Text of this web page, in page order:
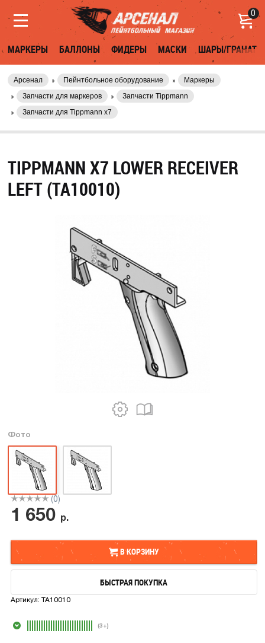
0
МАРКЕРЫ БАЛЛОНЫ ФИДЕРЫ МАСКИ ШАРЫ/ГРАНАТЫ
Арсенал Пейнтбольное оборудование
Маркеры
Запчасти для маркеров
Запчасти Tippmann
Запчасти для Tippmann x7
TIPPMANN X7 LOWER RECEIVER
LEFT (TA10010)
Фото
(0)
1 650 р.
В КОРЗИНУ
В КОРЗИНУ
БЫСТРАЯ ПОКУПКА
Артикул:TA10010
(3+)